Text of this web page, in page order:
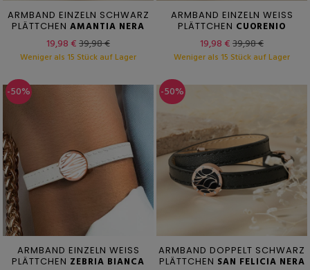
ARMBAND EINZELN SCHWARZ
PLÄTTCHEN AMANTIA NERA
19,98 €39,98 €
Weniger als 15 Stück auf Lager
ARMBAND EINZELN WEISS
PLÄTTCHEN CUORENIO
19,98 €39,98 €
Weniger als 15 Stück auf Lager
-50%
ARMBAND EINZELN WEISS
PLÄTTCHEN ZEBRIA BIANCA
-50%
ARMBAND DOPPELT SCHWARZ
PLÄTTCHEN SAN FELICIA NERA